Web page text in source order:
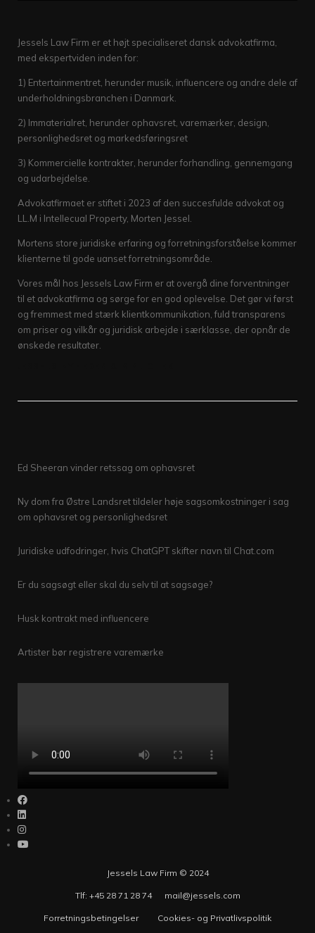
Jessels Law Firm er et højt specialiseret dansk advokatfirma,
med ekspertviden inden for:
1) Entertainmentret, herunder musik, influencere og andre dele af
underholdningsbranchen i Danmark.
2) Immaterialret, herunder ophavsret, varemærker, design,
personlighedsret og markedsføringsret
3) Kommercielle kontrakter, herunder forhandling, gennemgang
og udarbejdelse.
Advokatfirmaet er stiftet i 2023 af den succesfulde advokat og
LL.M i Intellecual Property, Morten Jessel.
Mortens store juridiske erfaring og forretningsforståelse kommer
klienterne til gode uanset forretningsområde.
Vores mål hos Jessels Law Firm er at overgå dine forventninger
til et advokatfirma og sørge for en god oplevelse. Det gør vi først
og fremmest med stærk klientkommunikation, fuld transparens
om priser og vilkår og juridisk arbejde i særklasse, der opnår de
ønskede resultater.
Ed Sheeran vinder retssag om ophavsret
Ny dom fra Østre Landsret tildeler høje sagsomkostninger i sag
om ophavsret og personlighedsret
Juridiske udfodringer, hvis ChatGPT skifter navn til Chat.com
Er du sagsøgt eller skal du selv til at sagsøge?
Husk kontrakt med influencere
Artister bør registrere varemærke
Jessels Law Firm © 2024
Tlf: +45 28 71 28 74 mail@jessels.com
Forretningsbetingelser Cookies- og Privatlivspolitik